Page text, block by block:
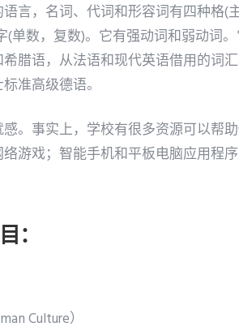
言，名词、代词和形容词有四种格(
单数，复数)。它有强动词和弱动词
腊语，从法语和现代英语借用的词
准高级德语。
。事实上，学校有很多资源可以帮
游戏；智能手机和平板电脑应用程
：
Culture）